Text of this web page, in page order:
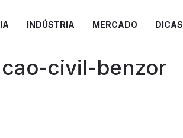
INDÚSTRIA MERCADO DICAS
civil-benzor